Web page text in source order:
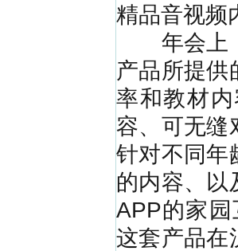
精品音视频
年会上，
产品所提供
率和教材
容、可无缝
针对不同年
的内容、以
APP的家
这套产品在